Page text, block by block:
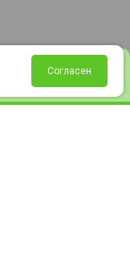
Избранное Корзина
Согласен